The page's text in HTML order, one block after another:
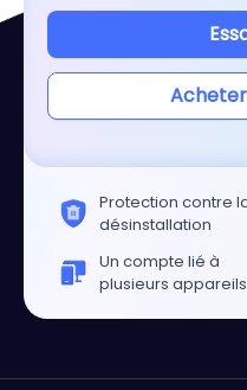
Protection contre
désinstallation
Un compte lié à
plusieurs appareils